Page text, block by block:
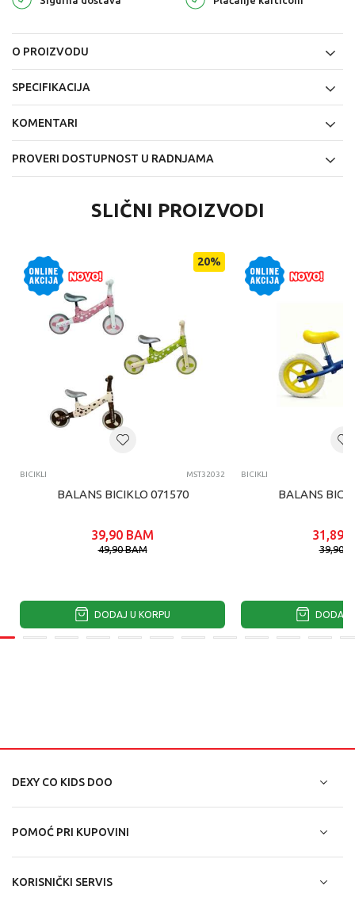
O PROIZVODU
SPECIFIKACIJA
KOMENTARI
PROVERI DOSTUPNOST U RADNJAMA
SLIČNI PROIZVODI
20%
BICIKLI MST32032
BALANS BICIKLO 071570
39,90 BAM
49,90BAM
DODAJ U KORPU
BICIKLI
BALANS
31,89
39,90
DODAJ
DEXY CO KIDS DOO
POMOĆ PRI KUPOVINI
KORISNIČKI SERVIS